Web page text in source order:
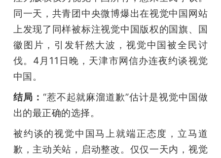
同一天，共青团中央微博爆出在视觉中国网站
上发现了同样被标注视觉中国版权的国旗、国
徽图片，引发轩然大波，视觉中国被全民讨
伐。4月11日晚，天津市网信办连夜约谈视觉
中国。
结局： “惹不起就麻溜道歉”估计是视觉中国做
出的最正确的选择。
被约谈的视觉中国马上就端正态度，立马道
歉，主动关站，启动整改。仅仅一天内，视觉